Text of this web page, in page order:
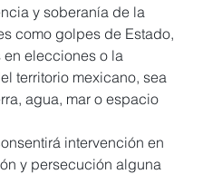
y soberanía de la
como golpes de Estado,
en elecciones o la
territorio mexicano, sea
agua, mar o espacio
intervención en
y persecución alguna